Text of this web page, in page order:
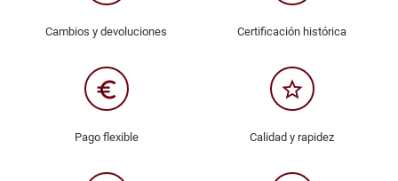
Cambios y devoluciones Certificación histórica
euro_symbol
Pago flexible
star_border
Calidad y rapidez